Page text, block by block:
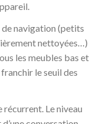
de navigation (petits
nettoyées…)
les meubles bas et
le seuil des
Le niveau